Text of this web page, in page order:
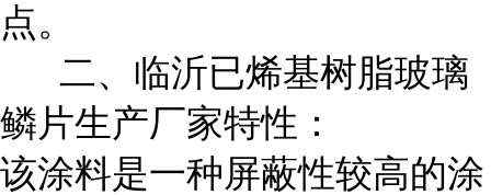
点。
二、临沂已烯基树脂玻璃
鳞片生产厂家特性：
该涂料是一种屏蔽性较高的涂